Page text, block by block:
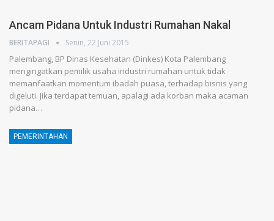
Ancam Pidana Untuk Industri Rumahan Nakal
BERITAPAGI Senin, 22 Juni 2015
Palembang, BP Dinas Kesehatan (Dinkes) Kota Palembang
mengingatkan pemilik usaha industri rumahan untuk tidak
memanfaatkan momentum ibadah puasa, terhadap bisnis yang
digeluti. Jika terdapat temuan, apalagi ada korban maka acaman
pidana…
PEMERINTAHAN